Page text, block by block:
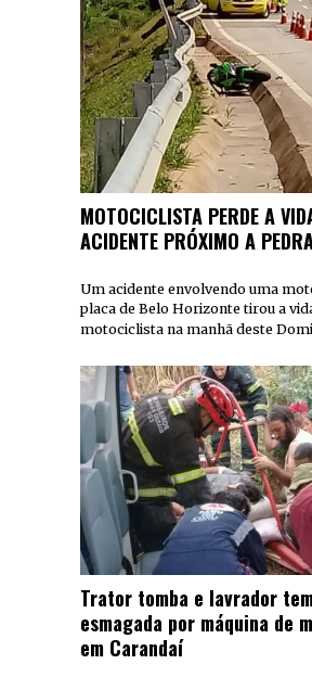
MOTOCICLISTA PERDE A
ACIDENTE PRÓXIMO A
Um acidente envolvendo uma
placa de Belo Horizonte tirou a
motociclista na manhã deste
Trator tomba e lavrador
esmagada por máquina de
em Carandaí